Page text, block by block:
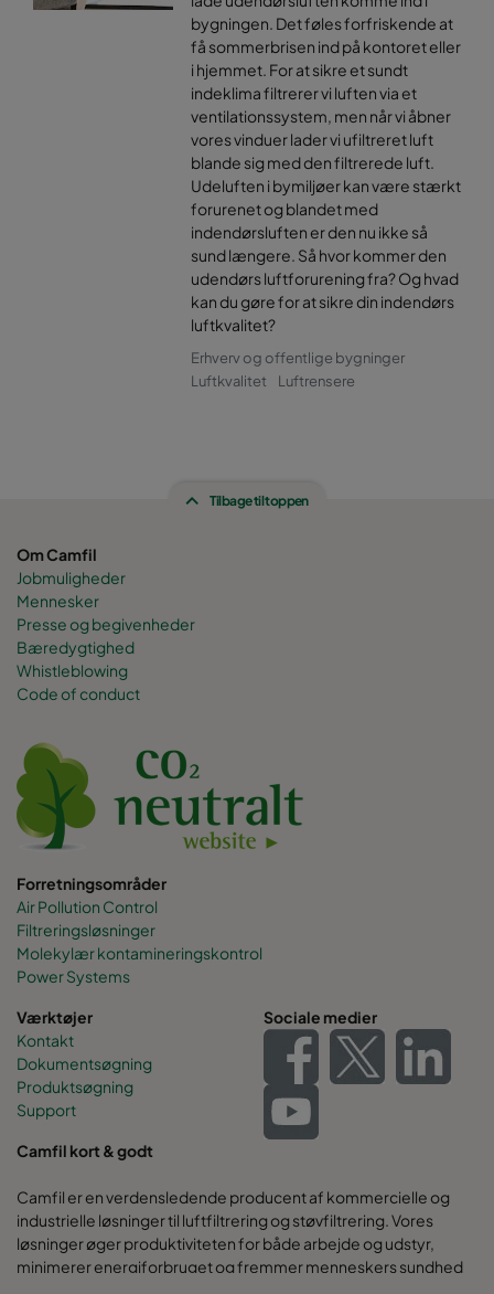
bygningen. Det føles forfriskende at
få sommerbrisen ind på kontoret eller
i hjemmet. For at sikre et sundt
indeklima filtrerer vi luften via et
ventilationssystem, men når vi åbner
vores vinduer lader vi ufiltreret luft
blande sig med den filtrerede luft.
Udeluften i bymiljøer kan være stærkt
forurenet og blandet med
indendørsluften er den nu ikke så
sund længere. Så hvor kommer den
udendørs luftforurening fra? Og hvad
kan du gøre for at sikre din indendørs
luftkvalitet?
Erhverv og offentlige bygninger
Luftkvalitet
Luftrensere
Tilbage til toppen
Om Camfil
Jobmuligheder
Mennesker
Presse og begivenheder
Bæredygtighed
Whistleblowing
Code of conduct
Forretningsområder
Air Pollution Control
Filtreringsløsninger
Molekylær kontamineringskontrol
Power Systems
Værktøjer
Kontakt
Dokumentsøgning
Produktsøgning
Support
Sociale medier
Camfil kort & godt
Camfil er en verdensledende producent af kommercielle og
industrielle løsninger til luftfiltrering og støvfiltrering. Vores
løsninger øger produktiviteten for både arbejde og udstyr,
minimerer energiforbruget og fremmer menneskers sundhed